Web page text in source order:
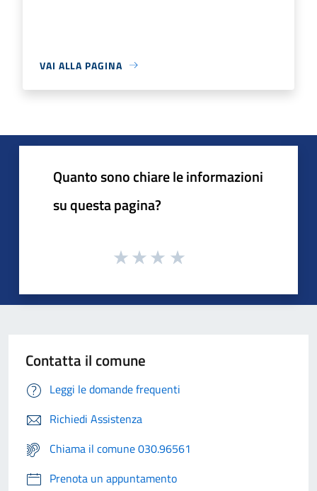
VAI ALLA PAGINA
Quanto sono chiare le informazioni
su questa pagina?
Contatta il comune
Leggi le domande frequenti
Richiedi Assistenza
Chiama il comune 030.96561
Prenota un appuntamento